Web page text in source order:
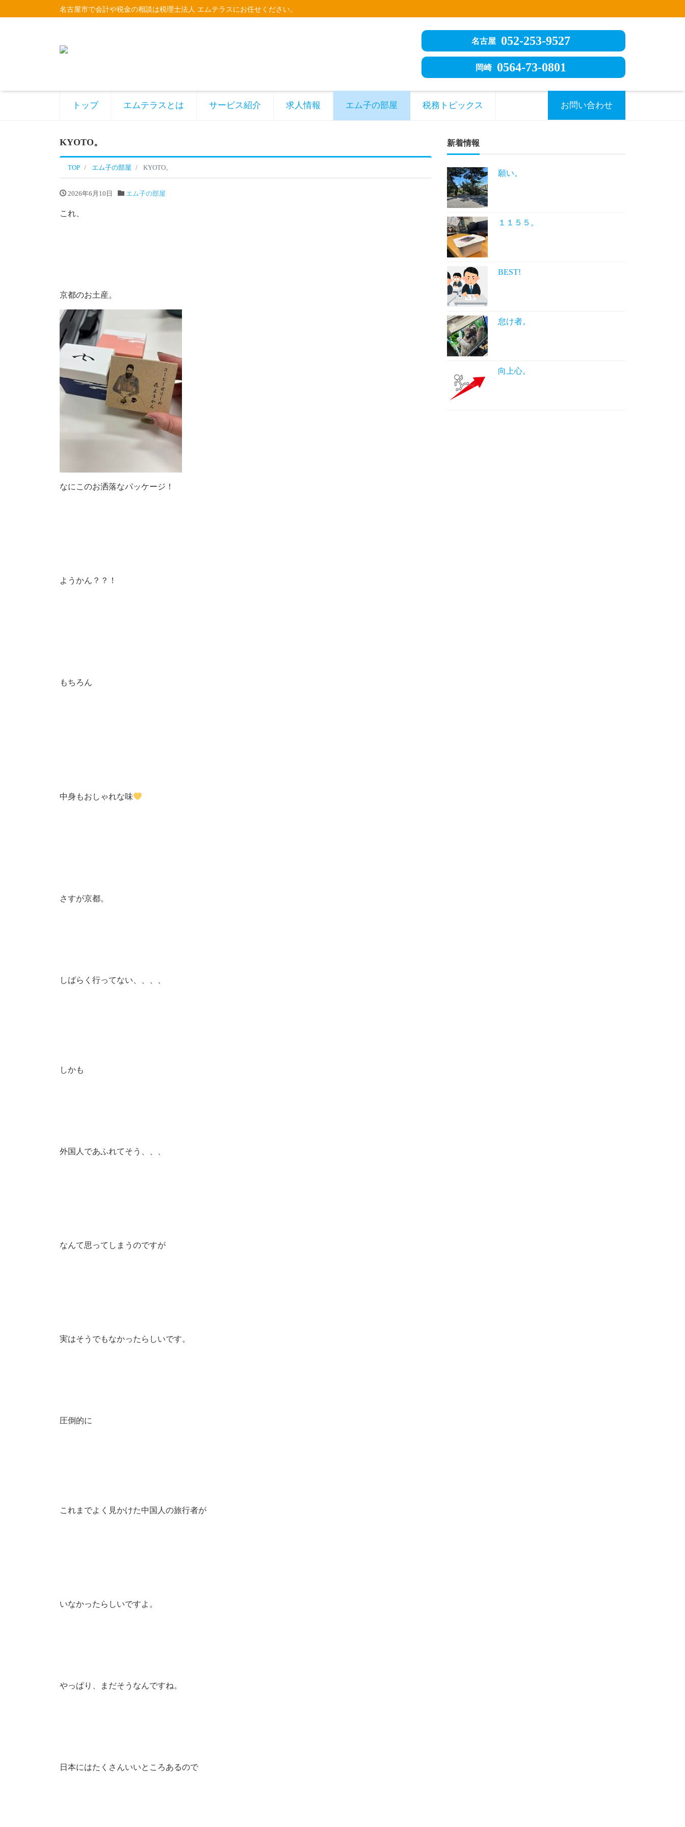
名古屋市で会計や税金の相談は税理士法人 エムテラスにお任せください。
名古屋 052-253-9527
岡崎 0564-73-0801
トップ エムテラスとは サービス紹介 求人情報 エム子の部屋 税務トピックス お問い合わせ
KYOTO。
TOP エム子の部屋 KYOTO。
2026年6月10日 エム子の部屋
これ、
京都のお土産。
なにこのお洒落なパッケージ！
ようかん？？！
もちろん
中身もおしゃれな味
さすが京都。
しばらく行ってない、、、、
しかも
外国人であふれてそう、、、
なんて思ってしまうのですが
実はそうでもなかったらしいです。
圧倒的に
これまでよく見かけた中国人の旅行者が
いなかったらしいですよ。
やっぱり、まだそうなんですね。
日本にはたくさんいいところあるので
新着情報
願い。
１１５５。
BEST!
怠け者。
向上心。